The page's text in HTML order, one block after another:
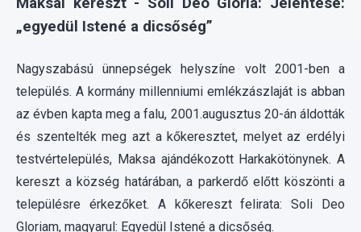
település. A kormány millenniumi emlékzászlaját is abban
az évben kapta meg a falu, 2001.augusztus 20-án áldották
testvértelepülés, Maksa ajándékozott Harkakötönynek. A
kereszt a község határában, a parkerdő előtt köszönti a
településre érkezőket. A kőkereszt felirata: Soli Deo
Gloriam, magyarul: Egyedül Istené a dicsőség.